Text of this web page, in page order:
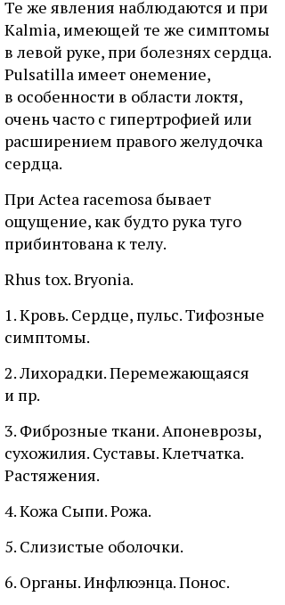
Те же явления наблюдаются и при
Kalmia, имеющей те же симптомы
в левой руке, при болезнях сердца.
Pulsatilla имеет онемение,
в особенности в области локтя,
очень часто с гипертрофией или
расширением правого желудочка
сердца.
При Actea racemosa бывает
ощущение, как будто рука туго
прибинтована к телу.
Rhus tox. Bryonia.
1. Кровь. Сердце, пульс. Тифозные
симптомы.
2. Лихорадки. Перемежающаяся
и пр.
3. Фиброзные ткани. Апоневрозы,
сухожилия. Суставы. Клетчатка.
Растяжения.
4. Кожа Сыпи. Рожа.
5. Слизистые оболочки.
6. Органы. Инфлюэнца. Понос.